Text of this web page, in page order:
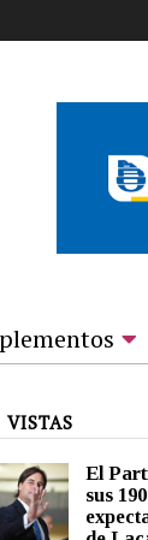
VISTAS
El
sus